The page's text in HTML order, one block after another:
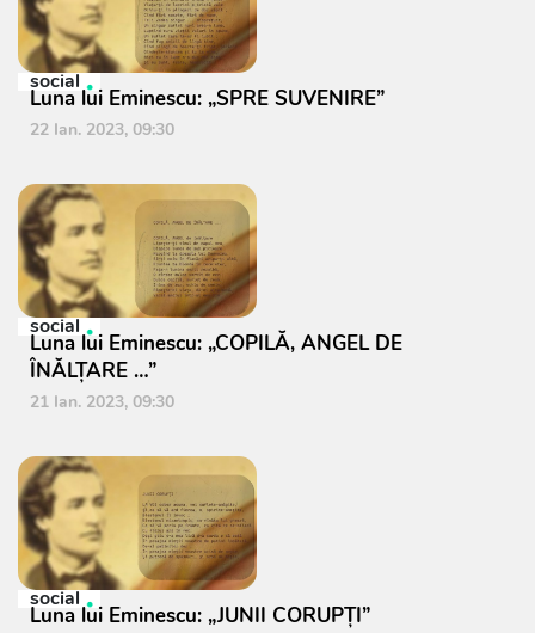
social
Luna lui Eminescu: „SPRE SUVENIRE”
22 Ian. 2023, 09:30
social
Luna lui Eminescu: „COPILĂ, ANGEL DE
ÎNĂLŢARE …”
21 Ian. 2023, 09:30
social
Luna lui Eminescu: „JUNII CORUPŢI”